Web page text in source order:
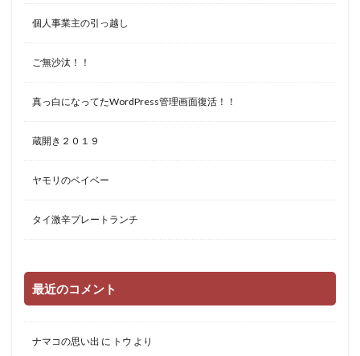
個人事業主の引っ越し
ご無沙汰！！
真っ白になってたWordPress管理画面復活！！
蔵開き２０１９
ヤモリのベイベー
タイ激辛プレートランチ
最近のコメント
ナマコの思い出 に トウ より